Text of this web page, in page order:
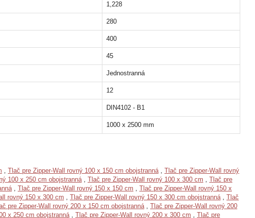
1,228
280
400
45
Jednostranná
12
DIN4102 - B1
1000 x 2500 mm
, Tlač pre Zipper-Wall rovný 100 x 150 cm obojstranná , Tlač pre Zipper-Wall rovný
100 x 250 cm obojstranná , Tlač pre Zipper-Wall rovný 100 x 300 cm , Tlač pre
, Tlač pre Zipper-Wall rovný 150 x 150 cm , Tlač pre Zipper-Wall rovný 150 x
rovný 150 x 300 cm , Tlač pre Zipper-Wall rovný 150 x 300 cm obojstranná , Tlač
pre Zipper-Wall rovný 200 x 150 cm obojstranná , Tlač pre Zipper-Wall rovný 200
x 250 cm obojstranná , Tlač pre Zipper-Wall rovný 200 x 300 cm , Tlač pre